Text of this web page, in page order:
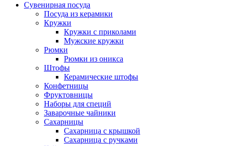
Сувенирная посуда
Посуда из керамики
Кружки
Кружки с приколами
Мужские кружки
Рюмки
Рюмки из оникса
Штофы
Керамические штофы
Конфетницы
Фруктовницы
Наборы для специй
Заварочные чайники
Сахарницы
Сахарница с крышкой
Сахарница с ручками